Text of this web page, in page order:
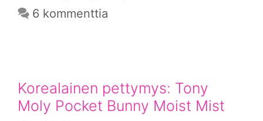
6 kommenttia
Korealainen pettymys: Tony
Moly Pocket Bunny Moist Mist